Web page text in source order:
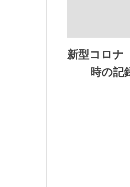
新型コロナ
時の記